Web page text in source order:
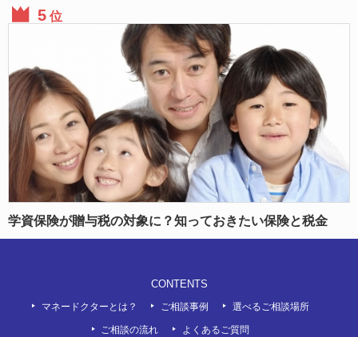
位
学資保険が贈与税の対象に？知っておきたい保険と税金
CONTENTS
マネードクターとは？ ご相談事例 選べるご相談場所
ご相談の流れ よくあるご質問